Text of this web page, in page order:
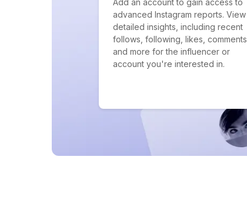
Add an account to gain access to
advanced Instagram reports. View
detailed insights, including recent
follows, following, likes, comments,
and more for the influencer or
account you're interested in.